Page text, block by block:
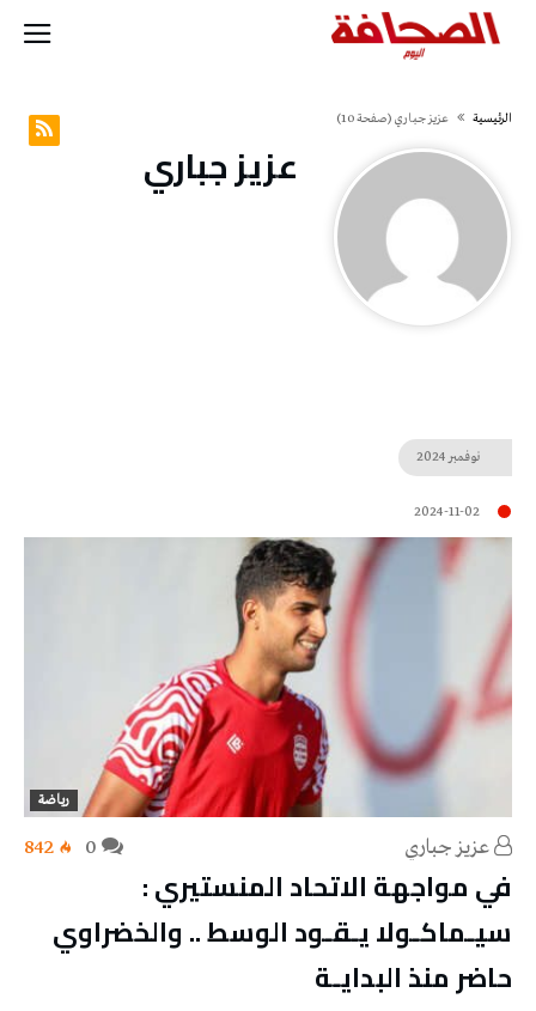
‫الرئيسية‬ عزيز جباري (‫صفحة‬ 10)
عزيز جباري
نوفمبر 2024
2024-11-02
رياضة
عزيز جباري 842
في مواجهة الاتحاد المنستيري :
سيـماكـولا يـقـود الوسط .. والخضراوي
حاضر منذ البدايـة